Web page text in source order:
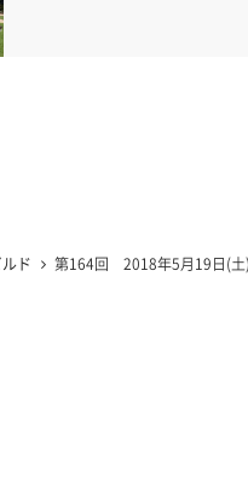
ド 第164回 2018年5月19日(